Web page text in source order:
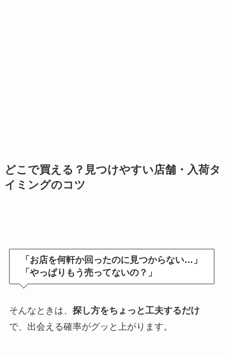
どこで買える？見つけやすい店舗・入荷タ
イミングのコツ
「お店を何軒か回ったのに見つからない…」
「やっぱりもう売ってないの？」
そんなときは、 探し方をちょっと工夫するだけ
で、出会える確率がグッと上がります。